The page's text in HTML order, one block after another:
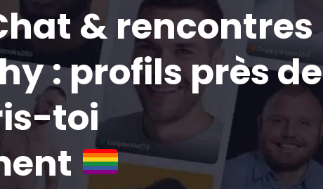
& rencontres
: profils près de
toi